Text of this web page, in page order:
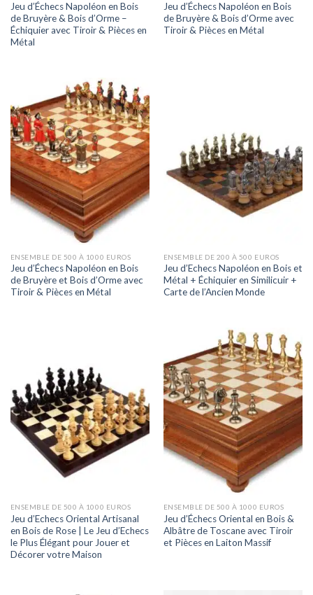
Jeu d’Échecs Napoléon en Bois
de Bruyère & Bois d’Orme –
Échiquier avec Tiroir & Pièces en
Métal
Jeu d’Échecs Napoléon en Bois
de Bruyère & Bois d’Orme avec
Tiroir & Pièces en Métal
ENSEMBLE DE 500 À 1000 EUROS
Jeu d’Échecs Napoléon en Bois
de Bruyère et Bois d’Orme avec
Tiroir & Pièces en Métal
ENSEMBLE DE 200 À 500 EUROS
Jeu d’Echecs Napoléon en Bois et
Métal + Échiquier en Similicuir +
Carte de l’Ancien Monde
ENSEMBLE DE 500 À 1000 EUROS
Jeu d’Echecs Oriental Artisanal
en Bois de Rose | Le Jeu d’Echecs
le Plus Élégant pour Jouer et
Décorer votre Maison
ENSEMBLE DE 500 À 1000 EUROS
Jeu d’Échecs Oriental en Bois &
Albâtre de Toscane avec Tiroir
et Pièces en Laiton Massif